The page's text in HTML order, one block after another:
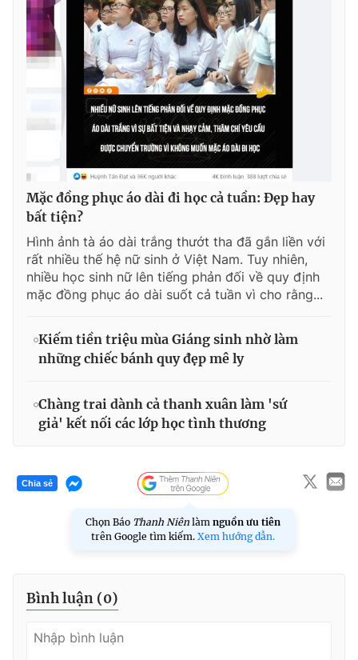
Mặc đồng phục áo dài đi học cả tuần: Đẹp hay
bất tiện?
Hình ảnh tà áo dài trắng thướt tha đã gắn liền với
rất nhiều thế hệ nữ sinh ở Việt Nam. Tuy nhiên,
nhiều học sinh nữ lên tiếng phản đối về quy định
mặc đồng phục áo dài suốt cả tuần vì cho rằng...
Kiếm tiền triệu mùa Giáng sinh nhờ làm
những chiếc bánh quy đẹp mê ly
Chàng trai dành cả thanh xuân làm 'sứ
giả' kết nối các lớp học tình thương
Chia sẻ
Chọn Báo Thanh Niên làm nguồn ưu tiên
trên Google tìm kiếm. Xem hướng dẫn.
Bình luận (0)